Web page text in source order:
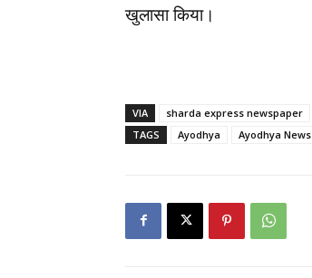
खुलासा किया।
VIA
sharda express newspaper
TAGS
Ayodhya Ayodhya News